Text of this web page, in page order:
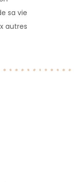
sa vie
autres